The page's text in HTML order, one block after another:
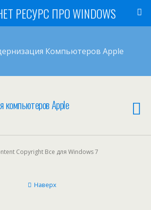
РЕСУРС ПРО WINDOWS
Компьютеров Apple
компьютеров Apple
Copyright Все для Windows 7
Наверх